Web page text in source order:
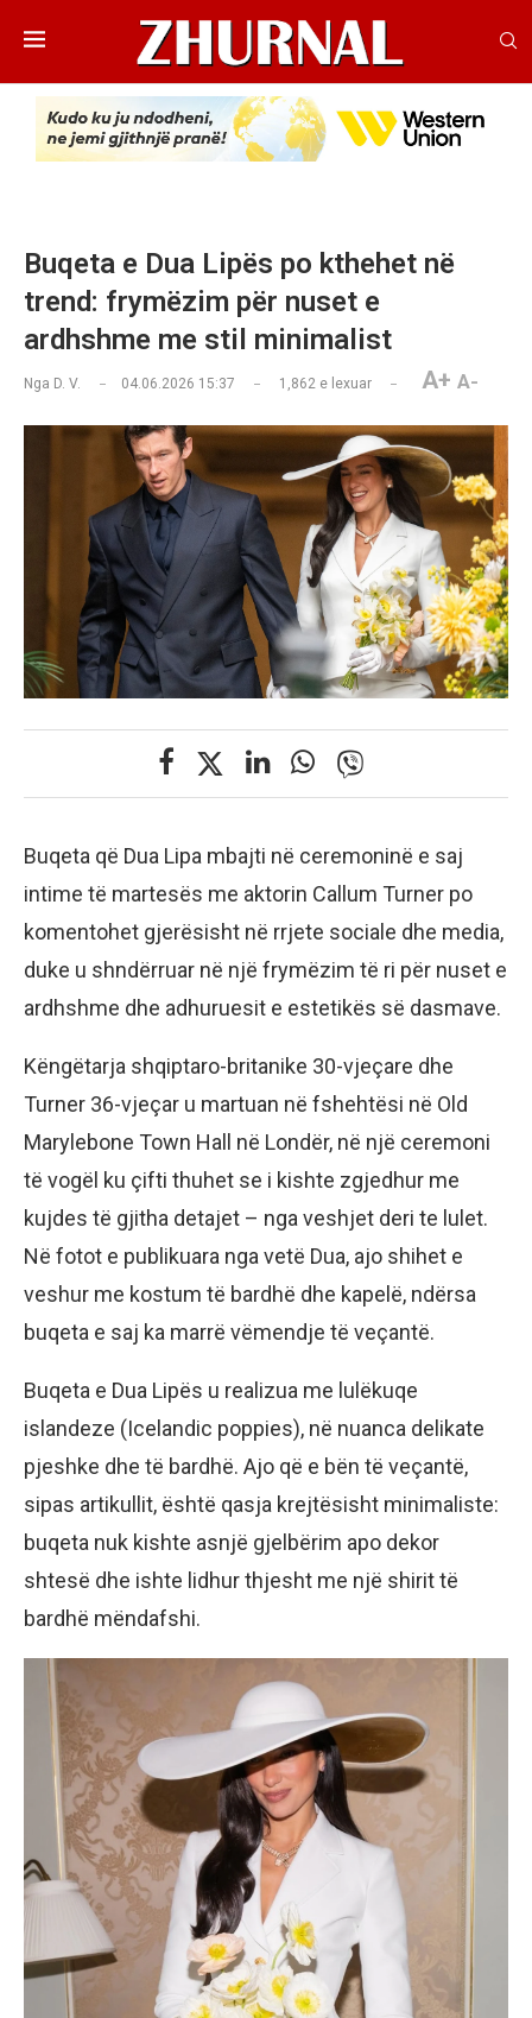
Buqeta e Dua Lipës po kthehet në
trend: frymëzim për nuset e
ardhshme me stil minimalist
Nga D. V. 04.06.2026 15:37 1,862 e lexuar A+ A-
Buqeta që Dua Lipa mbajti në ceremoninë e saj
intime të martesës me aktorin Callum Turner po
komentohet gjerësisht në rrjete sociale dhe media,
duke u shndërruar në një frymëzim të ri për nuset e
ardhshme dhe adhuruesit e estetikës së dasmave.
Këngëtarja shqiptaro-britanike 30-vjeçare dhe
Turner 36-vjeçar u martuan në fshehtësi në Old
Marylebone Town Hall në Londër, në një ceremoni
të vogël ku çifti thuhet se i kishte zgjedhur me
kujdes të gjitha detajet – nga veshjet deri te lulet.
Në fotot e publikuara nga vetë Dua, ajo shihet e
veshur me kostum të bardhë dhe kapelë, ndërsa
buqeta e saj ka marrë vëmendje të veçantë.
Buqeta e Dua Lipës u realizua me lulëkuqe
islandeze (Icelandic poppies), në nuanca delikate
pjeshke dhe të bardhë. Ajo që e bën të veçantë,
sipas artikullit, është qasja krejtësisht minimaliste:
buqeta nuk kishte asnjë gjelbërim apo dekor
shtesë dhe ishte lidhur thjesht me një shirit të
bardhë mëndafshi.